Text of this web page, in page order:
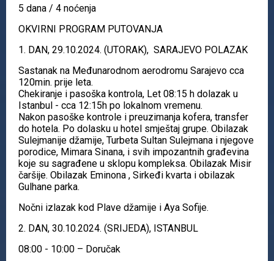
5 dana / 4 noćenja
OKVIRNI PROGRAM PUTOVANJA
1. DAN, 29.10.2024. (UTORAK), SARAJEVO POLAZAK
Sastanak na Međunarodnom aerodromu Sarajevo cca
120min. prije leta.
Chekiranje i pasoška kontrola, Let 08:15 h dolazak u
Istanbul - cca 12:15h po lokalnom vremenu.
Nakon pasoške kontrole i preuzimanja kofera, transfer
do hotela. Po dolasku u hotel smještaj grupe. Obilazak
Sulejmanije džamije, Turbeta Sultan Sulejmana i njegove
porodice, Mimara Sinana, i svih impozantnih građevina
koje su sagrađene u sklopu kompleksa. Obilazak Misir
čaršije. Obilazak Eminona , Sirkeđi kvarta i obilazak
Gulhane parka.
Nočni izlazak kod Plave džamije i Aya Sofije.
2. DAN, 30.10.2024. (SRIJEDA), ISTANBUL
08:00 - 10:00 – Doručak